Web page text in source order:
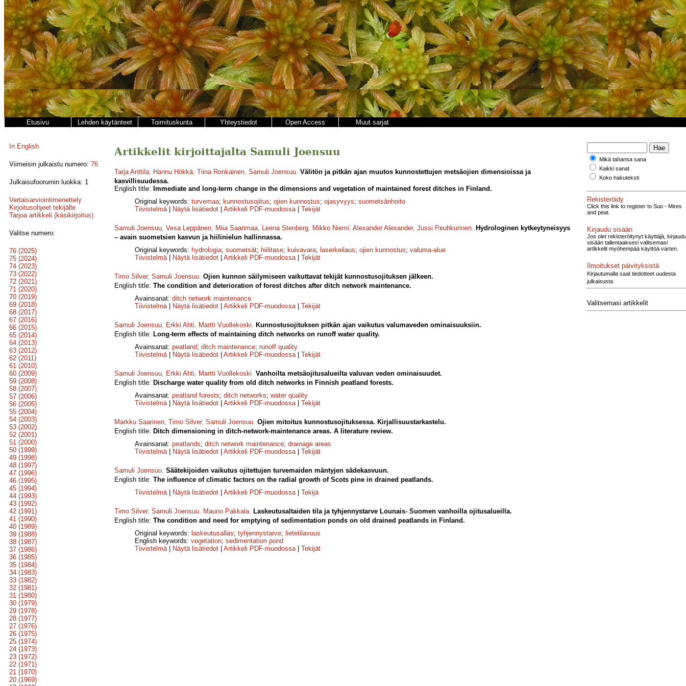
Etusivu Lehden käytänteet Toimituskunta Yhteystiedot Open Access Muut sarjat
In English
Viimeisin julkaistu numero: 76
Julkaisufoorumin luokka: 1
Vertaisarviointimenettely
Kirjoitusohjeet tekijälle
Tarjoa artikkeli (käsikirjoitus)
Valitse numero:
76 (2025)
75 (2024)
74 (2023)
73 (2022)
72 (2021)
71 (2020)
70 (2019)
69 (2018)
68 (2017)
67 (2016)
66 (2015)
65 (2014)
64 (2013)
63 (2012)
62 (2011)
61 (2010)
60 (2009)
59 (2008)
58 (2007)
57 (2006)
56 (2005)
55 (2004)
54 (2003)
53 (2002)
52 (2001)
51 (2000)
50 (1999)
49 (1998)
48 (1997)
47 (1996)
46 (1995)
45 (1994)
44 (1993)
43 (1992)
42 (1991)
41 (1990)
40 (1989)
39 (1988)
38 (1987)
37 (1986)
36 (1985)
35 (1984)
34 (1983)
33 (1982)
32 (1981)
31 (1980)
30 (1979)
29 (1978)
28 (1977)
27 (1976)
26 (1975)
25 (1974)
24 (1973)
23 (1972)
22 (1971)
21 (1970)
20 (1969)
Artikkelit kirjoittajalta Samuli Joensuu
Tarja Anttila, Hannu Hökkä, Tiina Ronkainen, Samuli Joensuu. Välitön ja pitkän ajan muutos kunnostettujen metsäojien dimensioissa ja
kasvillisuudessa.
English title: Immediate and long-term change in the dimensions and vegetation of maintained forest ditches in Finland.
Original keywords: turvemaa; kunnostusojitus; ojien kunnostus; ojasyvyys; suometsänhoito
Tiivistelmä| Näytä lisätiedot Artikkeli PDF-muodossa| Tekijät
Samuli Joensuu, Vesa Leppänen, Miia Saarimaa, Leena Stenberg, Mikko Niemi, Alexander Alexander, Jussi Peuhkurinen. Hydrologinen kytkeytyneisyys
– avain suometsien kasvun ja hiilinielun hallinnassa.
Original keywords: hydrologia; suometsät; hiilitase; kuivavara; laserkeilaus; ojien kunnostus; valuma-alue
Tiivistelmä| Näytä lisätiedot Artikkeli PDF-muodossa| Tekijät
Timo Silver, Samuli Joensuu. Ojien kunnon säilymiseen vaikuttavat tekijät kunnostusojituksen jälkeen.
English title: The condition and deterioration of forest ditches after ditch network maintenance.
Avainsanat: ditch network maintenance
Tiivistelmä| Näytä lisätiedot Artikkeli PDF-muodossa| Tekijät
Samuli Joensuu, Erkki Ahti, Martti Vuollekoski. Kunnostusojituksen pitkän ajan vaikutus valumaveden ominaisuuksiin.
English title: Long-term effects of maintaining ditch networks on runoff water quality.
Avainsanat: peatland; ditch maintenance; runoff quality
Tiivistelmä| Näytä lisätiedot Artikkeli PDF-muodossa| Tekijät
Samuli Joensuu, Erkki Ahti, Martti Vuollekoski. Vanhoilta metsäojitusalueilta valuvan veden ominaisuudet.
English title: Discharge water quality from old ditch networks in Finnish peatland forests.
Avainsanat: peatland forests; ditch networks; water quality
Tiivistelmä| Näytä lisätiedot Artikkeli PDF-muodossa| Tekijät
Markku Saarinen, Timo Silver, Samuli Joensuu. Ojien mitoitus kunnostusojituksessa. Kirjallisuustarkastelu.
English title: Ditch dimensioning in ditch-network-maintenance areas. A literature review.
Avainsanat: peatlands; ditch network maintenance; drainage areas
Tiivistelmä| Näytä lisätiedot Artikkeli PDF-muodossa| Tekijät
Samuli Joensuu. Säätekijoiden vaikutus ojitettujen turvemaiden mäntyjen sädekasvuun.
English title: The influence of climatic factors on the radial growth of Scots pine in drained peatlands.
Tiivistelmä| Näytä lisätiedot Artikkeli PDF-muodossa| Tekijä
Timo Silver, Samuli Joensuu, Mauno Pakkala. Laskeutusaltaiden tila ja tyhjennystarve Lounais- Suomen vanhoilla ojitusalueilla.
English title: The condition and need for emptying of sedimentation ponds on old drained peatlands in Finland.
Original keywords: laskeutusallas; tyhjennystarve; lietetilavuus
English keywords: vegetation; sedimentation pond
Tiivistelmä| Näytä lisätiedot Artikkeli PDF-muodossa| Tekijät
Mikä tahansa sana
Kaikki sanat
Koko hakuteksti
Rekisteröidy
Click this link to register to Suo - Mires
and peat.
Kirjaudu sisään
Jos olet rekisteröitynyt käyttäjä, kirjaudu
sisään tallentaaksesi valitsemasi
artikkelit myöhempää käyttöä varten.
Ilmoitukset päivityksistä
Kirjautumalla saat tiedotteet uudesta
julkaisusta
Valitsemasi artikkelit